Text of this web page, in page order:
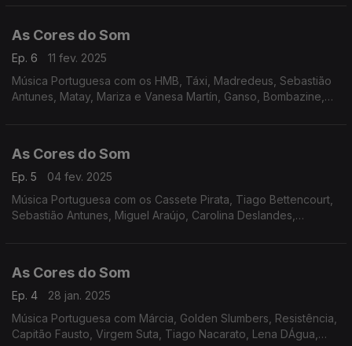
As Cores do Som
Ep. 6
11 fev. 2025
Música Portuguesa com os HMB, Táxi, Madredeus, Sebastião
Antunes, Matay, Mariza e Vanesa Martín, Ganso, Bombazine,
As Cores do Som
Ep. 5
04 fev. 2025
Música Portuguesa com os Cassete Pirata, Tiago Bettencourt,
Sebastião Antunes, Miguel Araújo, Carolina Deslandes,
As Cores do Som
Ep. 4
28 jan. 2025
Música Portuguesa com Márcia, Golden Slumbers, Resistência,
Capitão Fausto, Virgem Suta, Tiago Nacarato, Lena DÁgua,